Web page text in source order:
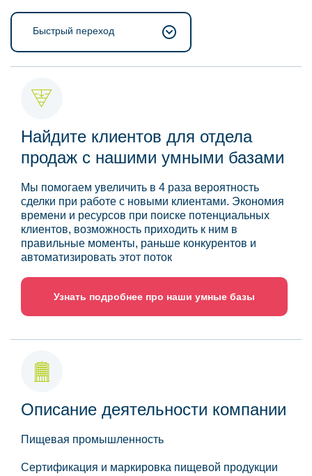
Быстрый переход
Найдите клиентов для отдела
продаж с нашими умными базами
Мы помогаем увеличить в 4 раза вероятность
сделки при работе с новыми клиентами. Экономия
времени и ресурсов при поиске потенциальных
клиентов, возможность приходить к ним в
правильные моменты, раньше конкурентов и
автоматизировать этот поток
Узнать подробнее про наши умные базы
Описание деятельности компании
Пищевая промышленность
Сертификация и маркировка пищевой продукции